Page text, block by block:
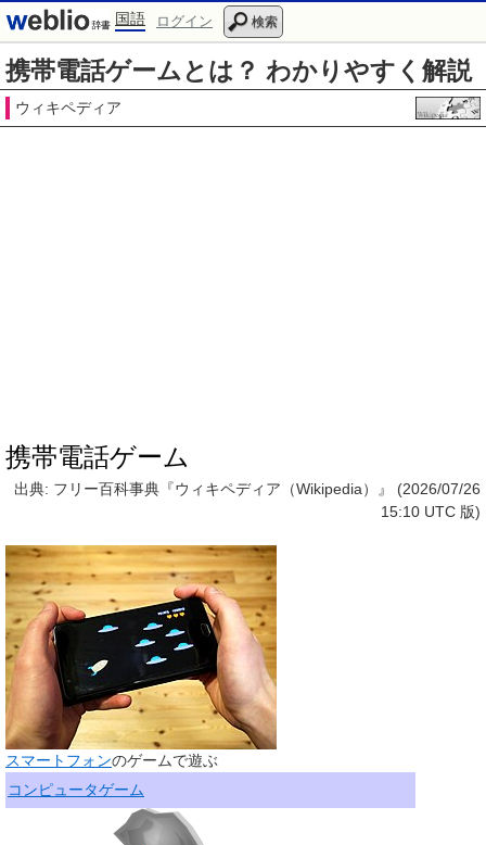
国語 ログイン 検索
携帯電話ゲームとは？ わかりやすく解説
ウィキペディア
携帯電話ゲーム
出典: フリー百科事典『ウィキペディア（Wikipedia）』 (2026/07/26
15:10 UTC 版)
スマートフォンのゲームで遊ぶ
コンピュータゲーム